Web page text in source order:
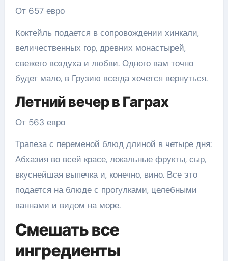
От 657 евро
Коктейль подается в сопровождении хинкали,
величественных гор, древних монастырей,
свежего воздуха и любви. Одного вам точно
будет мало, в Грузию всегда хочется вернуться.
Летний вечер в Гаграх
От 563 евро
Трапеза с переменой блюд длиной в четыре дня:
Абхазия во всей красе, локальные фрукты, сыр,
вкуснейшая выпечка и, конечно, вино. Все это
подается на блюде с прогулками, целебными
ваннами и видом на море.
Смешать все
ингредиенты